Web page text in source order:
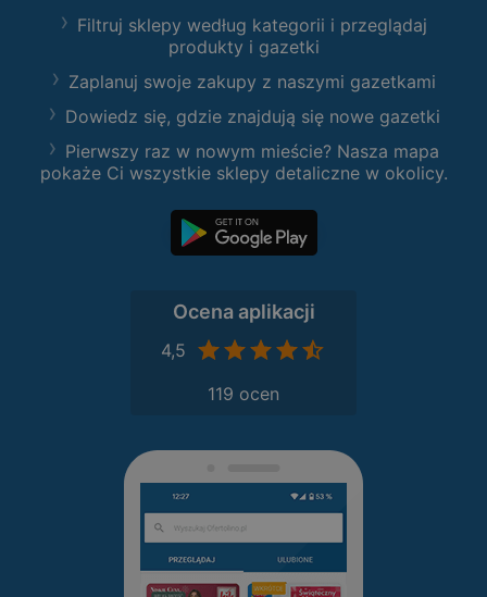
Filtruj sklepy według kategorii i przeglądaj
produkty i gazetki
Zaplanuj swoje zakupy z naszymi gazetkami
Dowiedz się, gdzie znajdują się nowe gazetki
Pierwszy raz w nowym mieście? Nasza mapa
pokaże Ci wszystkie sklepy detaliczne w okolicy.
Ocena aplikacji
4,5
119 ocen